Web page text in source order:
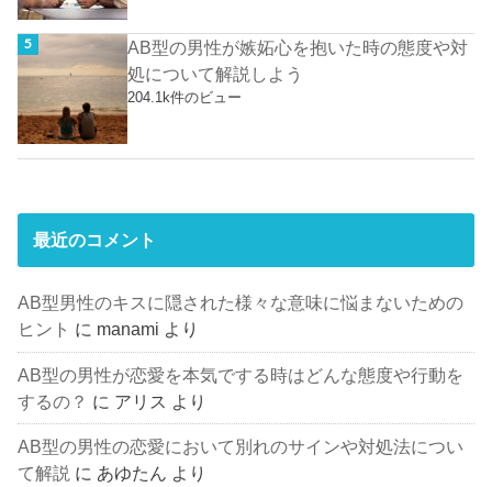
AB型の男性が嫉妬心を抱いた時の態度や対
処について解説しよう
204.1k件のビュー
最近のコメント
AB型男性のキスに隠された様々な意味に悩まないための
ヒント に manami より
AB型の男性が恋愛を本気でする時はどんな態度や行動を
するの？ に アリス より
AB型の男性の恋愛において別れのサインや対処法につい
て解説 に あゆたん より